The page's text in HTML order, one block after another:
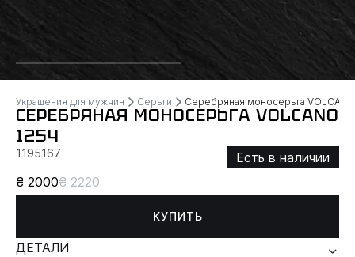
Украшения для мужчин Серьги Серебряная моносерьга VOLCANO
СЕРЕБРЯНАЯ МОНОСЕРЬГА VOLCANO
1254
1195167
Есть в наличии
₴ 2000₴ 2220
КУПИТЬ
ДЕТАЛИ